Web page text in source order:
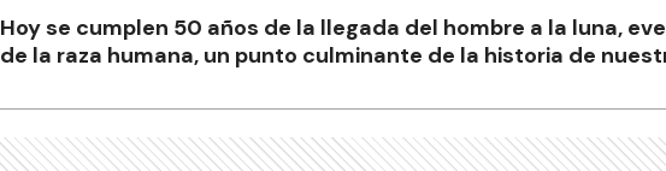
Hoy se cumplen 50 años de la llegada del hombre a la luna,
de la raza humana, un punto culminante de la historia de